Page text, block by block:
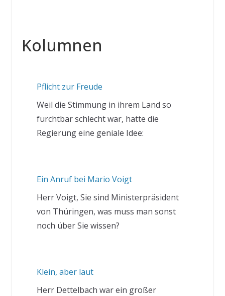
Kolumnen
Pflicht zur Freude
Weil die Stimmung in ihrem Land so
furchtbar schlecht war, hatte die
Regierung eine geniale Idee:
Ein Anruf bei Mario Voigt
Herr Voigt, Sie sind Ministerpräsident
von Thüringen, was muss man sonst
noch über Sie wissen?
Klein, aber laut
Herr Dettelbach war ein großer